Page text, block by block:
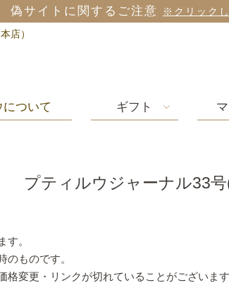
偽サイトに関するご注意 ※クリック
店）
ついて ギフト
プティルウジャーナル33
す。
のものです。
格変更・リンクが切れていることがございます